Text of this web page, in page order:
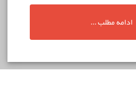
ادامه مطلب ...